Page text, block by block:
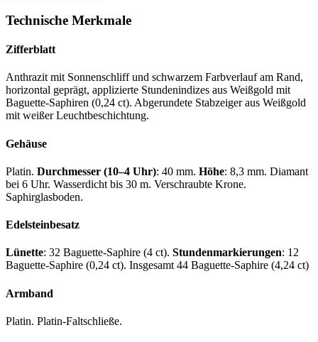
Technische Merkmale
Zifferblatt
Anthrazit mit Sonnenschliff und schwarzem Farbverlauf am Rand,
horizontal geprägt, applizierte Stundenindizes aus Weißgold mit
Baguette-Saphiren (0,24 ct). Abgerundete Stabzeiger aus Weißgold
mit weißer Leuchtbeschichtung.
Gehäuse
Platin. Durchmesser (10–4 Uhr): 40 mm. Höhe: 8,3 mm. Diamant
bei 6 Uhr. Wasserdicht bis 30 m. Verschraubte Krone.
Saphirglasboden.
Edelsteinbesatz
Lünette: 32 Baguette-Saphire (4 ct). Stundenmarkierungen: 12
Baguette-Saphire (0,24 ct). Insgesamt 44 Baguette-Saphire (4,24 ct)
Armband
Platin. Platin-Faltschließe.